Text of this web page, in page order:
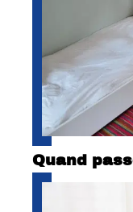
Quand